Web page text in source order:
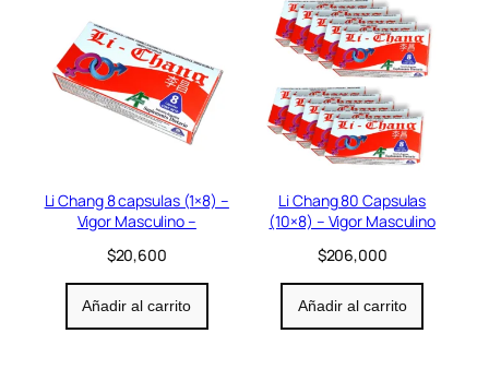
Li Chang 8 capsulas (1×8) –
Vigor Masculino –
$20,600
Añadir al carrito
Li Chang 80 Capsulas
(10×8) – Vigor Masculino
$206,000
Añadir al carrito